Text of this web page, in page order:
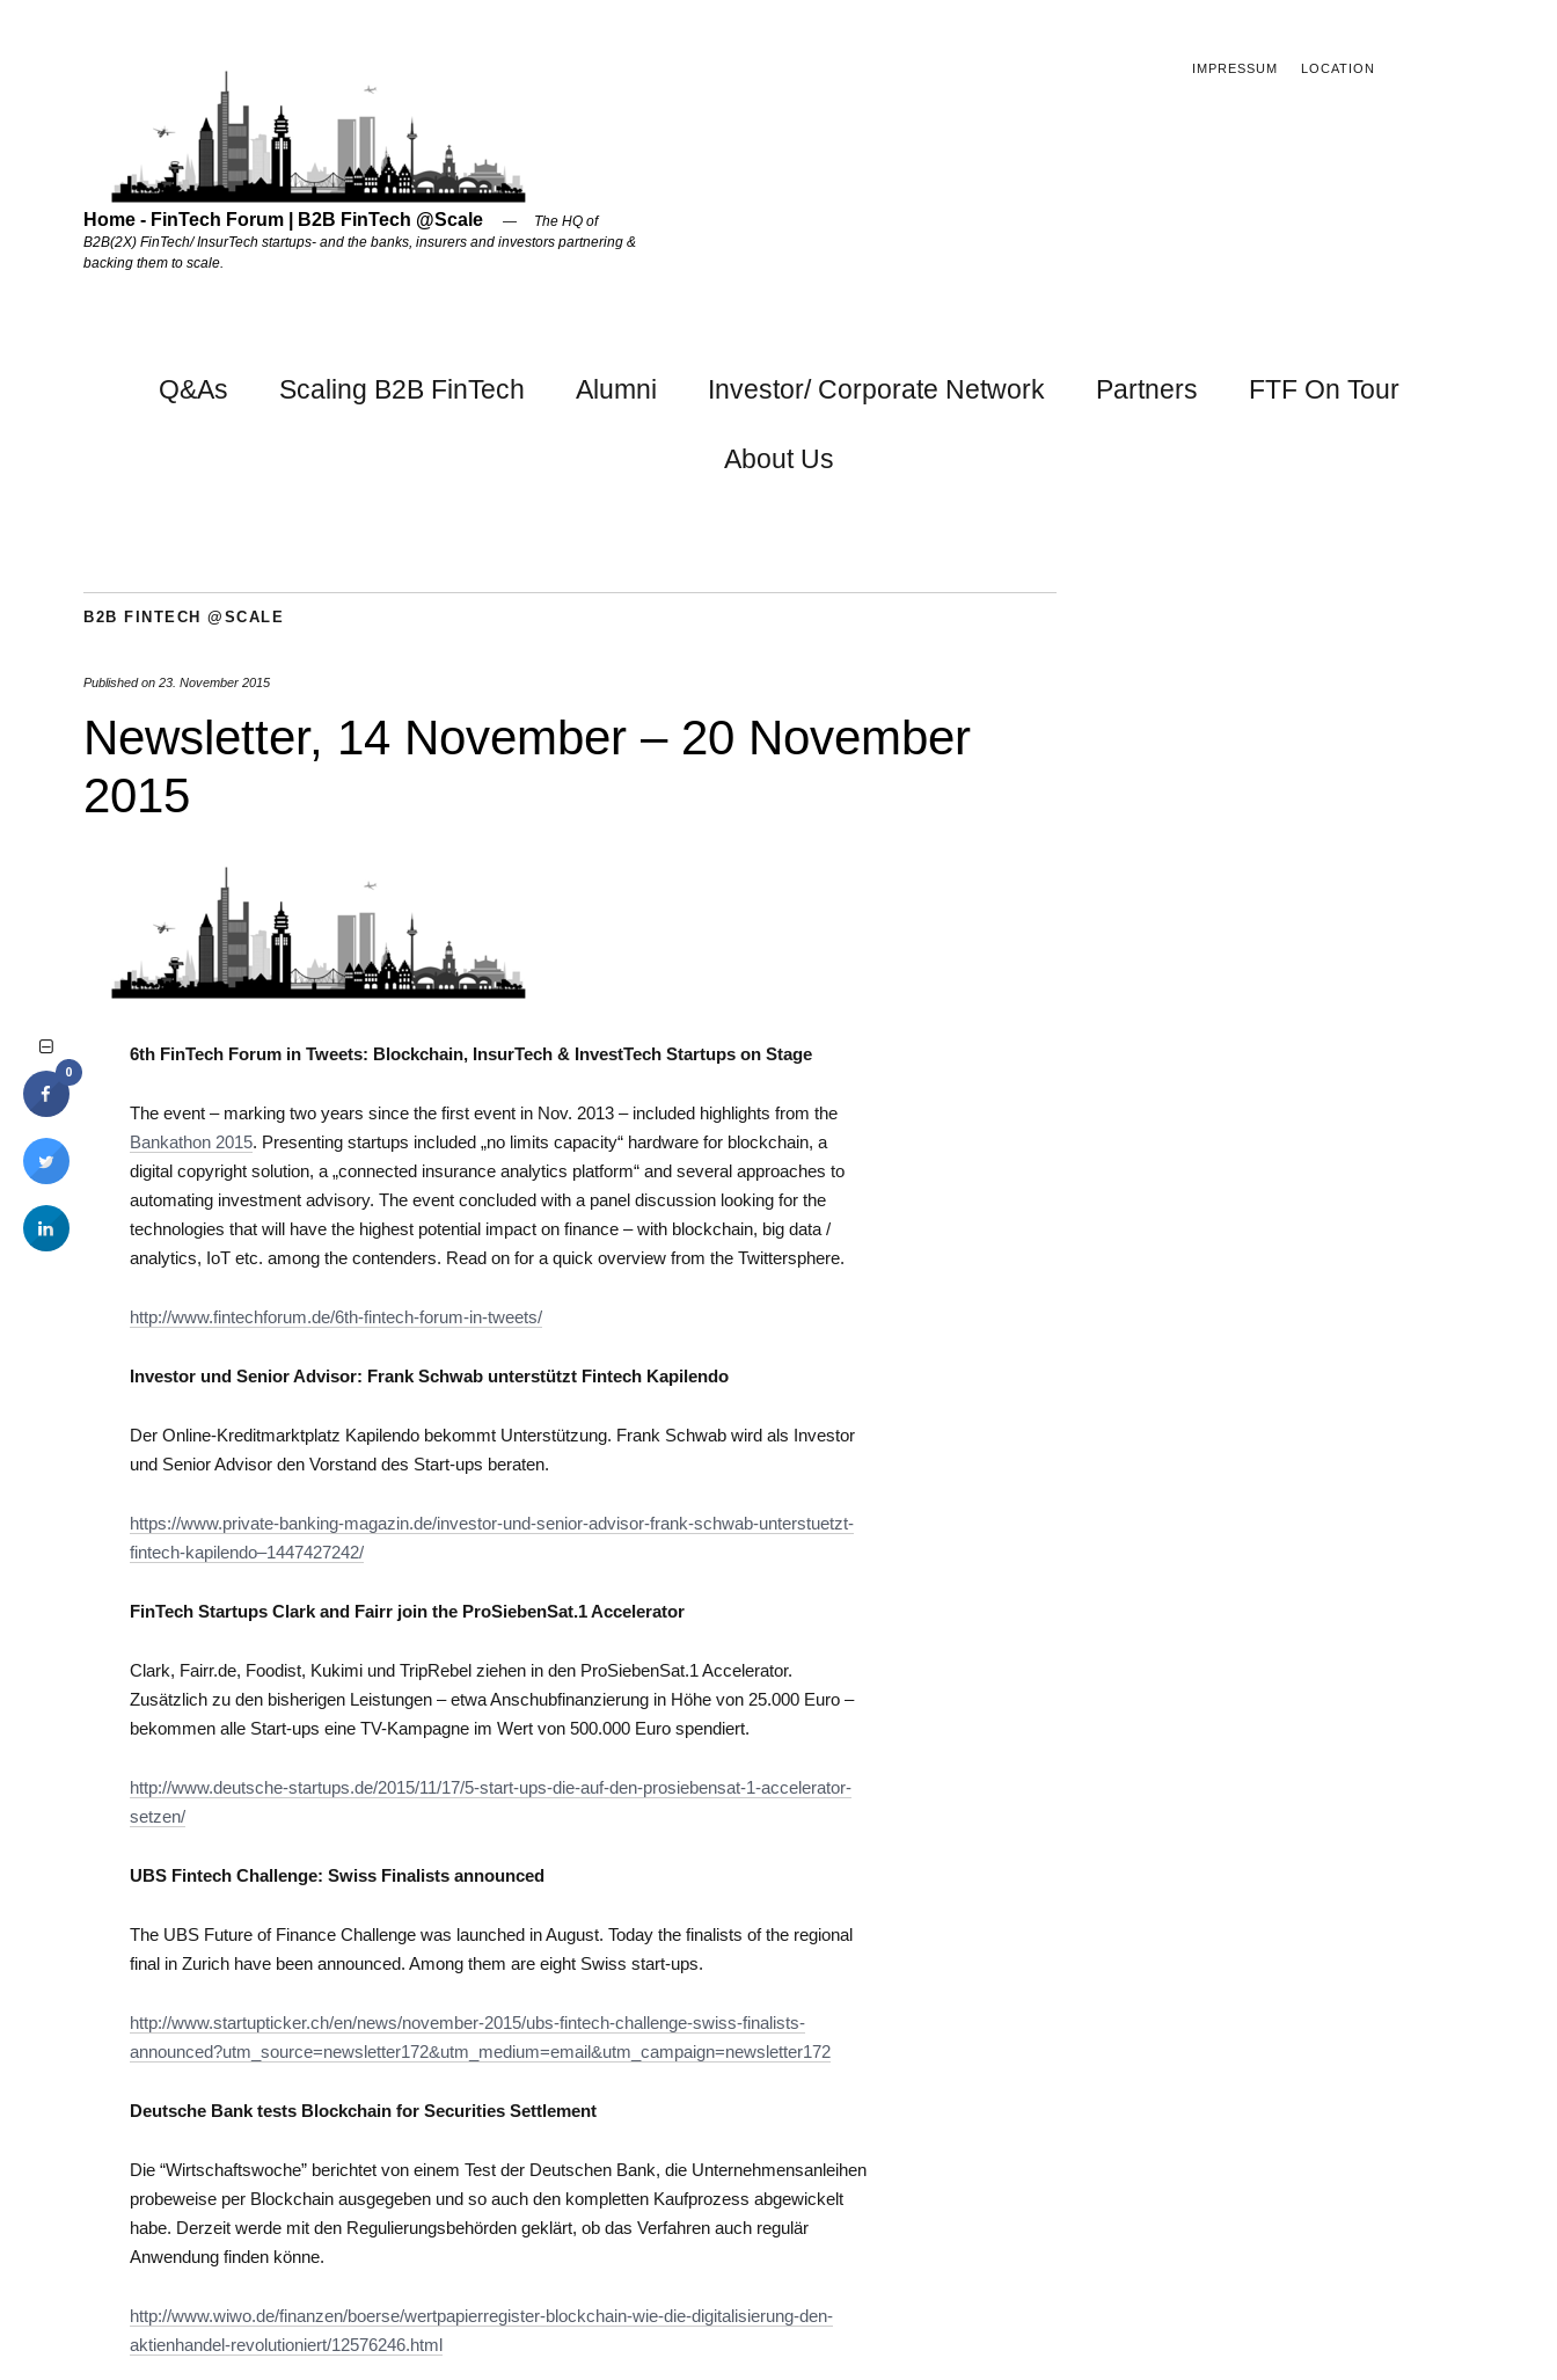
IMPRESSUM LOCATION
Home - FinTech Forum | B2B FinTech @Scale
The HQ of
B2B(2X) FinTech/ InsurTech startups- and the banks, insurers and investors partnering &
backing them to scale.
Q&As Scaling B2B FinTech Alumni Investor/ Corporate Network Partners FTF On Tour
About Us
B2B FINTECH @SCALE
Published on 23. November 2015
Newsletter, 14 November – 20 November
2015
6th FinTech Forum in Tweets: Blockchain, InsurTech & InvestTech Startups on Stage
The event – marking two years since the first event in Nov. 2013 – included highlights from the
Bankathon 2015. Presenting startups included „no limits capacity“ hardware for blockchain, a
digital copyright solution, a „connected insurance analytics platform“ and several approaches to
automating investment advisory. The event concluded with a panel discussion looking for the
technologies that will have the highest potential impact on finance – with blockchain, big data /
analytics, IoT etc. among the contenders. Read on for a quick overview from the Twittersphere.
http://www.fintechforum.de/6th-fintech-forum-in-tweets/
Investor und Senior Advisor: Frank Schwab unterstützt Fintech Kapilendo
Der Online-Kreditmarktplatz Kapilendo bekommt Unterstützung. Frank Schwab wird als Investor
und Senior Advisor den Vorstand des Start-ups beraten.
https://www.private-banking-magazin.de/investor-und-senior-advisor-frank-schwab-unterstuetzt-
fintech-kapilendo–1447427242/
FinTech Startups Clark and Fairr join the ProSiebenSat.1 Accelerator
Clark, Fairr.de, Foodist, Kukimi und TripRebel ziehen in den ProSiebenSat.1 Accelerator.
Zusätzlich zu den bisherigen Leistungen – etwa Anschubfinanzierung in Höhe von 25.000 Euro –
bekommen alle Start-ups eine TV-Kampagne im Wert von 500.000 Euro spendiert.
http://www.deutsche-startups.de/2015/11/17/5-start-ups-die-auf-den-prosiebensat-1-accelerator-
setzen/
UBS Fintech Challenge: Swiss Finalists announced
The UBS Future of Finance Challenge was launched in August. Today the finalists of the regional
final in Zurich have been announced. Among them are eight Swiss start-ups.
http://www.startupticker.ch/en/news/november-2015/ubs-fintech-challenge-swiss-finalists-
announced?utm_source=newsletter172&utm_medium=email&utm_campaign=newsletter172
Deutsche Bank tests Blockchain for Securities Settlement
Die “Wirtschaftswoche” berichtet von einem Test der Deutschen Bank, die Unternehmensanleihen
probeweise per Blockchain ausgegeben und so auch den kompletten Kaufprozess abgewickelt
habe. Derzeit werde mit den Regulierungsbehörden geklärt, ob das Verfahren auch regulär
Anwendung finden könne.
http://www.wiwo.de/finanzen/boerse/wertpapierregister-blockchain-wie-die-digitalisierung-den-
aktienhandel-revolutioniert/12576246.html
0